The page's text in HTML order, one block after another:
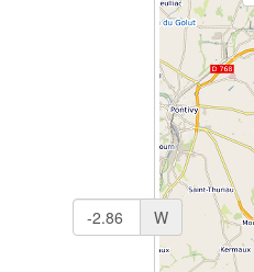
W